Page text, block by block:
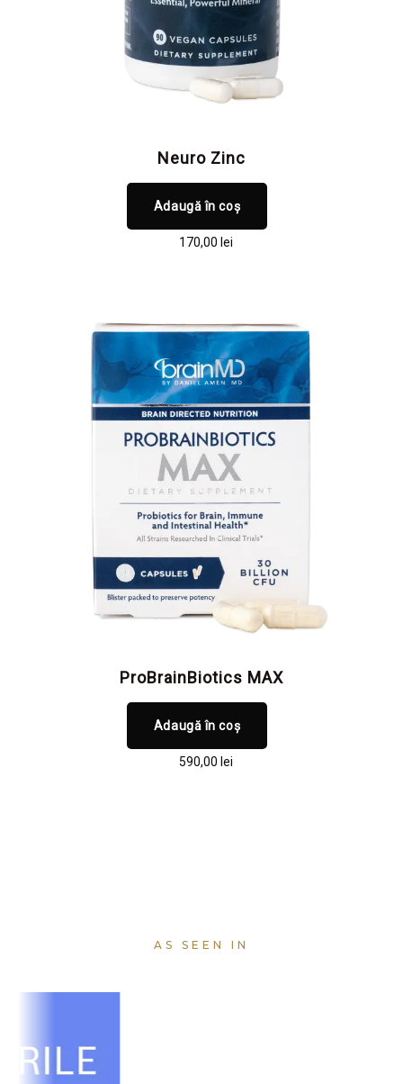
Neuro Zinc
Adaugă în coș
170,00 lei
ProBrainBiotics MAX
Adaugă în coș
590,00 lei
AS SEEN IN